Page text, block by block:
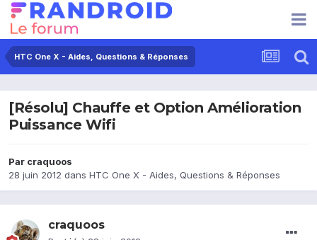
HTC One X - Aides, Questions & Réponses
[Résolu] Chauffe et Option Amélioration
Puissance Wifi
Par craquoos
28 juin 2012 dans HTC One X - Aides, Questions & Réponses
craquoos